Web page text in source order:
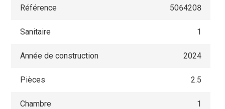
Référence 5064208
Sanitaire 1
Année de construction 2024
Pièces 2.5
Chambre 1